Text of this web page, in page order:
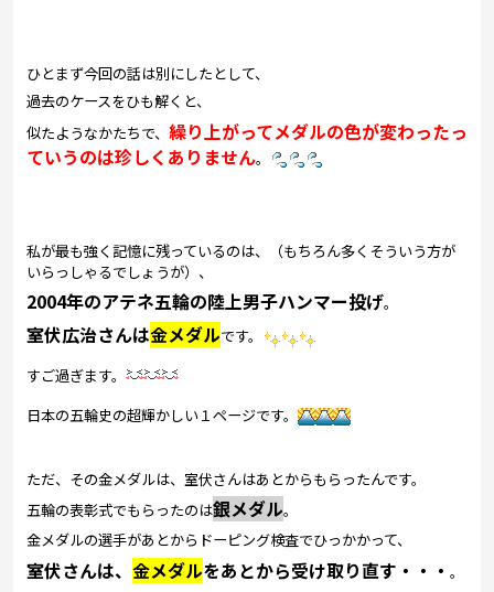
ひとまず今回の話は別にしたとして、
過去のケースをひも解くと、
似たようなかたちで、 繰り上がってメダルの色が変わったっ
ていうのは珍しくありません。
私が最も強く記憶に残っているのは、（もちろん多くそういう方が
いらっしゃるでしょうが）、
2004年のアテネ五輪の陸上男子ハンマー投げ。
室伏広治さんは金メダルです。
すご過ぎます。
日本の五輪史の超輝かしい１ページです。
ただ、その金メダルは、室伏さんはあとからもらったんです。
五輪の表彰式でもらったのは銀メダル。
金メダルの選手があとからドーピング検査でひっかかって、
室伏さんは、 金メダルをあとから受け取り直す・・・ 。